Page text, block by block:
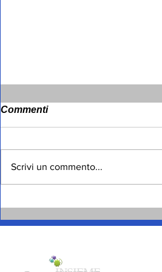
ingressi, poi le uscite
volontarie
Commenti
Scrivi un commento...